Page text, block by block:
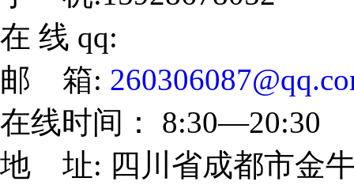
在 线 qq:
邮 箱:
在线时间： 8:30—20:30
地 址: 四川省成都市金